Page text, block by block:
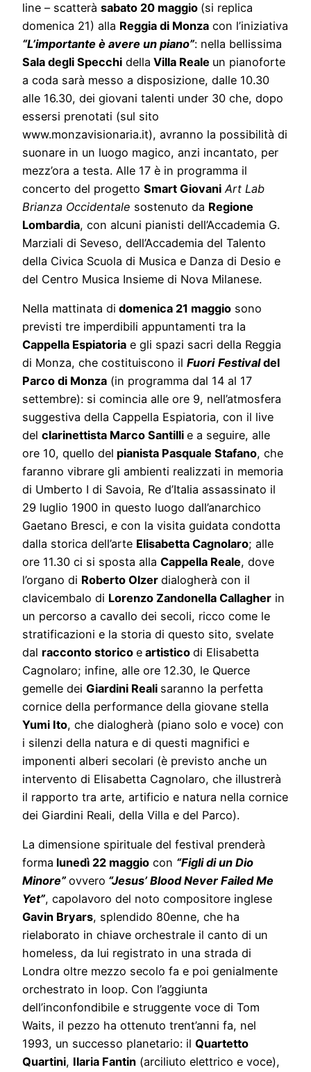
line – scatterà sabato 20 maggio (si replica
domenica 21) alla Reggia di Monza con l’iniziativa
“L’importante è avere un piano”: nella bellissima
Sala degli Specchi della Villa Reale un pianoforte
a coda sarà messo a disposizione, dalle 10.30
alle 16.30, dei giovani talenti under 30 che, dopo
essersi prenotati (sul sito
www.monzavisionaria.it), avranno la possibilità di
suonare in un luogo magico, anzi incantato, per
mezz’ora a testa. Alle 17 è in programma il
concerto del progetto Smart Giovani Art Lab
Brianza Occidentale sostenuto da Regione
Lombardia, con alcuni pianisti dell’Accademia G.
Marziali di Seveso, dell’Accademia del Talento
della Civica Scuola di Musica e Danza di Desio e
del Centro Musica Insieme di Nova Milanese.
Nella mattinata di domenica 21 maggio sono
previsti tre imperdibili appuntamenti tra la
Cappella Espiatoria e gli spazi sacri della Reggia
di Monza, che costituiscono il Fuori Festivaldel
Parco di Monza (in programma dal 14 al 17
settembre): si comincia alle ore 9, nell’atmosfera
suggestiva della Cappella Espiatoria, con il live
del clarinettista Marco Santilli e a seguire, alle
ore 10, quello del pianista Pasquale Stafano, che
faranno vibrare gli ambienti realizzati in memoria
di Umberto I di Savoia, Re d’Italia assassinato il
29 luglio 1900 in questo luogo dall’anarchico
Gaetano Bresci, e con la visita guidata condotta
dalla storica dell’arte Elisabetta Cagnolaro; alle
ore 11.30 ci si sposta alla Cappella Reale, dove
l’organo di Roberto Olzer dialogherà con il
clavicembalo di Lorenzo Zandonella Callagher in
un percorso a cavallo dei secoli, ricco come le
stratificazioni e la storia di questo sito, svelate
dal racconto storico e artistico di Elisabetta
Cagnolaro; infine, alle ore 12.30, le Querce
gemelle dei Giardini Reali saranno la perfetta
cornice della performance della giovane stella
Yumi Ito, che dialogherà (piano solo e voce) con
i silenzi della natura e di questi magnifici e
imponenti alberi secolari (è previsto anche un
intervento di Elisabetta Cagnolaro, che illustrerà
il rapporto tra arte, artificio e natura nella cornice
dei Giardini Reali, della Villa e del Parco).
La dimensione spirituale del festival prenderà
forma lunedì 22 maggio con “Figli di un Dio
Minore” ovvero “Jesus’ Blood Never Failed Me
Yet”, capolavoro del noto compositore inglese
Gavin Bryars, splendido 80enne, che ha
rielaborato in chiave orchestrale il canto di un
homeless, da lui registrato in una strada di
Londra oltre mezzo secolo fa e poi genialmente
orchestrato in loop. Con l’aggiunta
dell’inconfondibile e struggente voce di Tom
Waits, il pezzo ha ottenuto trent’anni fa, nel
1993, un successo planetario: il Quartetto
Quartini, Ilaria Fantin (arciliuto elettrico e voce),